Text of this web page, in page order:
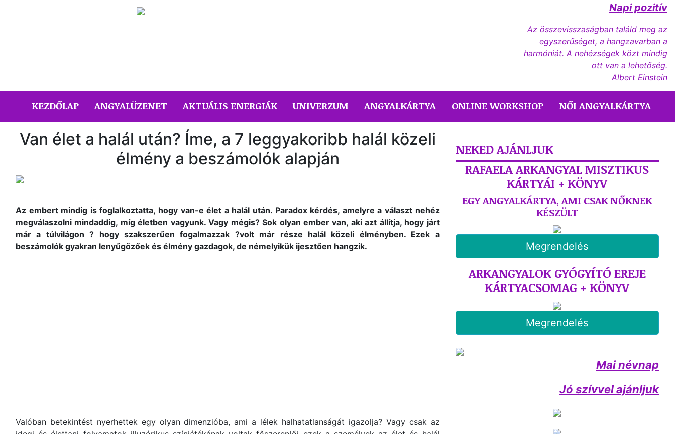
Napi pozitív
Az összevisszaságban találd meg az
egyszerűséget, a hangzavarban a
harmóniát. A nehézségek közt mindig
ott van a lehetőség.
Albert Einstein
KEZDŐLAP(CURRENT)
ANGYALÜZENET AKTUÁLIS ENERGIÁK UNIVERZUM ANGYALKÁRTYA ONLINE WORKSHOP NŐI ANGYALKÁRTYA
Van élet a halál után? Íme, a 7 leggyakoribb halál közeli
élmény a beszámolók alapján
Az embert mindig is foglalkoztatta, hogy van-e élet a halál után. Paradox kérdés, amelyre a választ nehéz
megválaszolni mindaddig, míg életben vagyunk. Vagy mégis? Sok olyan ember van, aki azt állítja, hogy járt
már a túlvilágon ? hogy szakszerűen fogalmazzak ?volt már része halál közeli élményben. Ezek a
beszámolók gyakran lenyűgözőek és élmény gazdagok, de némelyikük ijesztően hangzik.
Valóban betekintést nyerhettek egy olyan dimenzióba, ami a lélek halhatatlanságát igazolja? Vagy csak az
NEKED AJÁNLJUK
RAFAELA ARKANGYAL MISZTIKUS
KÁRTYÁI + KÖNYV
EGY ANGYALKÁRTYA, AMI CSAK NŐKNEK
KÉSZÜLT
Megrendelés
ARKANGYALOK GYÓGYÍTÓ EREJE
KÁRTYACSOMAG + KÖNYV
Megrendelés
Mai névnap
Jó szívvel ajánljuk